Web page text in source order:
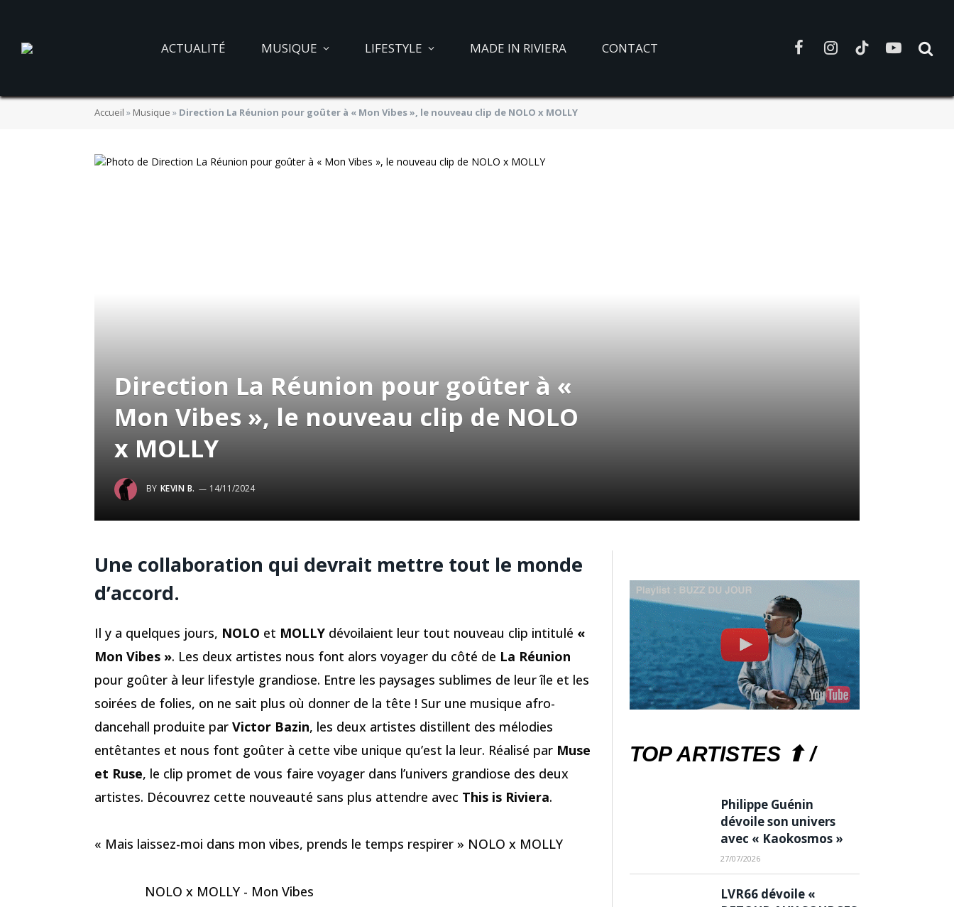
ACTUALITÉ MUSIQUE LIFESTYLE MADE IN RIVIERA CONTACT FacebookInstagramTikTokYouTube
Accueil » Musique » Direction La Réunion pour goûter à « Mon Vibes », le nouveau clip de NOLO x MOLLY
Direction La Réunion pour goûter à «
Mon Vibes », le nouveau clip de NOLO
x MOLLY
BY KEVIN B. 14/11/2024
Une collaboration qui devrait mettre tout le monde
d’accord.
Il y a quelques jours, NOLO et MOLLY dévoilaient leur tout nouveau clip intitulé «
Mon Vibes ». Les deux artistes nous font alors voyager du côté de La Réunion
pour goûter à leur lifestyle grandiose. Entre les paysages sublimes de leur île et les
soirées de folies, on ne sait plus où donner de la tête ! Sur une musique afro-
dancehall produite par Victor Bazin, les deux artistes distillent des mélodies
entêtantes et nous font goûter à cette vibe unique qu’est la leur. Réalisé par Muse
et Ruse, le clip promet de vous faire voyager dans l’univers grandiose des deux
artistes. Découvrez cette nouveauté sans plus attendre avec This is Riviera.
« Mais laissez-moi dans mon vibes, prends le temps respirer » NOLO x MOLLY
NOLO x MOLLY - Mon Vibes
TOP ARTISTES ⬆ /
Philippe Guénin
dévoile son univers
avec « Kaokosmos »
27/07/2026
LVR66 dévoile «